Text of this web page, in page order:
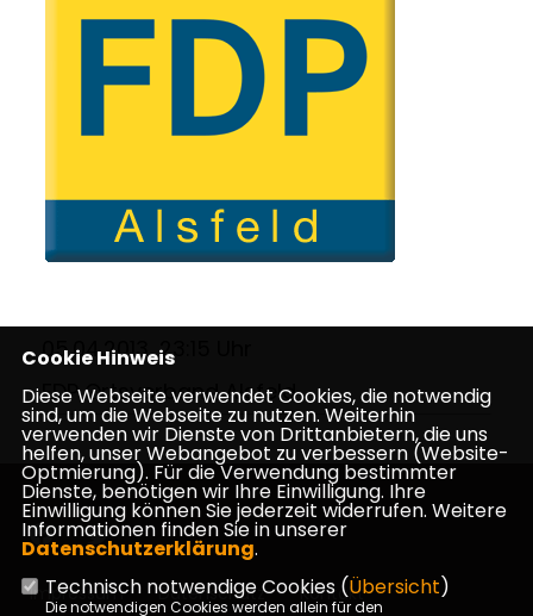
05.04.2013, 23:15 Uhr
FDP Ortsverband Alsfeld
Impressum Datenschutz Kontakt
Cookie Hinweis
Diese Webseite verwendet Cookies, die notwendig
sind, um die Webseite zu nutzen. Weiterhin
verwenden wir Dienste von Drittanbietern, die uns
helfen, unser Webangebot zu verbessern (Website-
Optmierung). Für die Verwendung bestimmter
Dienste, benötigen wir Ihre Einwilligung. Ihre
Einwilligung können Sie jederzeit widerrufen. Weitere
Informationen finden Sie in unserer
Datenschutzerklärung.
Technisch notwendige Cookies (Übersicht)
Die notwendigen Cookies werden allein für den